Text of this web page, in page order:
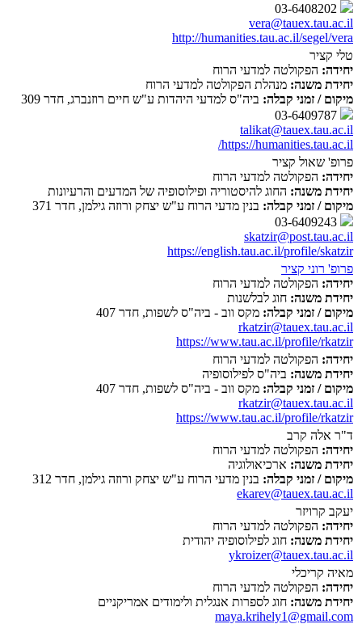
vera@tauex.tau.ac.il
http://humanities.tau.ac.il/segel/vera
טלי קציר
יחידה: הפקולטה למדעי הרוח
יחידת משנה: מנהלת הפקולטה למדעי הרוח
מיקום / זמני קבלה: ביה"ס למדעי היהדות ע"ש חיים רוזנברג, חדר 309
talikat@tauex.tau.ac.il
https://humanities.tau.ac.il/
פרופ' שאול קציר
יחידה: הפקולטה למדעי הרוח
יחידת משנה: החוג להיסטוריה ופילוסופיה של המדעים והרעיונות
מיקום / זמני קבלה: בנין מדעי הרוח ע"ש יצחק ורוזה גילמן, חדר 371
skatzir@post.tau.ac.il
https://english.tau.ac.il/profile/skatzir
פרופ' רוני קציר
יחידה: הפקולטה למדעי הרוח
יחידת משנה: חוג לבלשנות
מיקום / זמני קבלה: מקס ווב - ביה"ס לשפות, חדר 407
rkatzir@tauex.tau.ac.il
https://www.tau.ac.il/profile/rkatzir
יחידה: הפקולטה למדעי הרוח
יחידת משנה: ביה"ס לפילוסופיה
מיקום / זמני קבלה: מקס ווב - ביה"ס לשפות, חדר 407
rkatzir@tauex.tau.ac.il
https://www.tau.ac.il/profile/rkatzir
ד"ר אלה קרב
יחידה: הפקולטה למדעי הרוח
יחידת משנה: ארכיאולוגיה
מיקום / זמני קבלה: בנין מדעי הרוח ע"ש יצחק ורוזה גילמן, חדר 312
ekarev@tauex.tau.ac.il
יעקב קרויזר
יחידה: הפקולטה למדעי הרוח
יחידת משנה: חוג לפילוסופיה יהודית
ykroizer@tauex.tau.ac.il
מאיה קריכלי
יחידה: הפקולטה למדעי הרוח
יחידת משנה: חוג לספרות אנגלית ולימודים אמריקניים
maya.krihely1@gmail.com